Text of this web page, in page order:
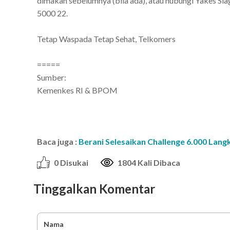
5000 22.
Tetap Waspada Tetap Sehat, Telkomers
=====
Sumber:
Kemenkes RI & BPOM
Baca juga : Berani Selesaikan Challenge 6.000
0 Disukai 1804 Kali Dibaca
Tinggalkan Komentar
Nama